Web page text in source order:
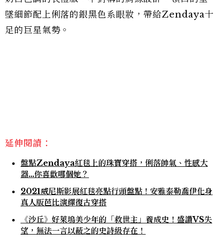
墜細節配上俐落的銀黑色系眼妝，帶給Zendaya十
足的巨星氣勢。
延伸閱讀：
盤點Zendaya紅毯上的珠寶穿搭，俐落帥氣、性感大
器…你喜歡哪個她？
2021威尼斯影展紅毯亮點行頭盤點！安雅泰勒喬伊化身
真人版芭比演繹復古穿搭
《沙丘》好萊塢美少年的「救世主」養成史！盛讚VS失
望，無法一言以蔽之的史詩級存在！